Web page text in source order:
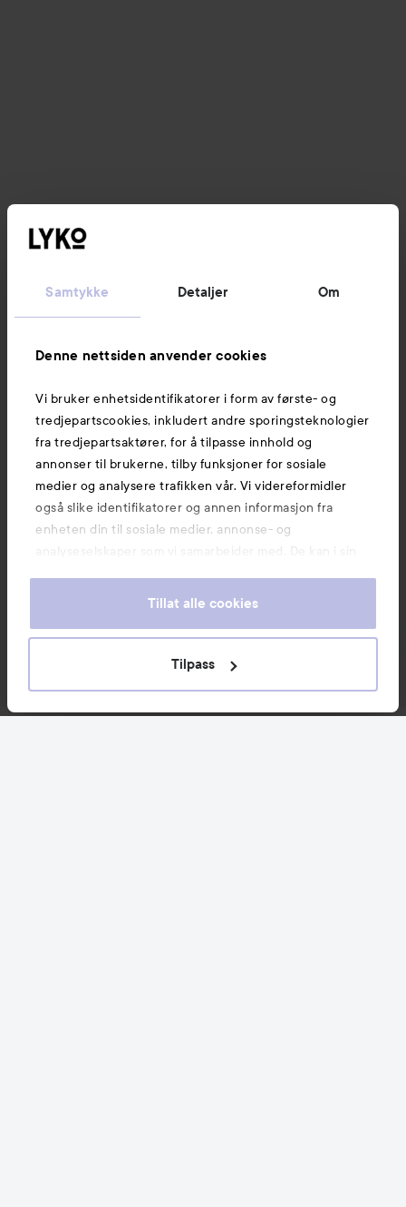
Samtykke Detaljer Om
Denne nettsiden anvender cookies
Vi bruker enhetsidentifikatorer i form av første- og
tredjepartscookies, inkludert andre sporingsteknologier
fra tredjepartsaktører, for å tilpasse innhold og
annonser til brukerne, tilby funksjoner for sosiale
medier og analysere trafikken vår. Vi videreformidler
også slike identifikatorer og annen informasjon fra
enheten din til sosiale medier, annonse- og
analyseselskaper som vi samarbeider med. De kan i sin
informasjon som du har oppgitt eller som de har samlet
våre cookies ved å fortsette å bruke nettsiden vår. For
informasjon om hvordan du kan endre innstillingene for
Tillat alle cookies
Tilpass